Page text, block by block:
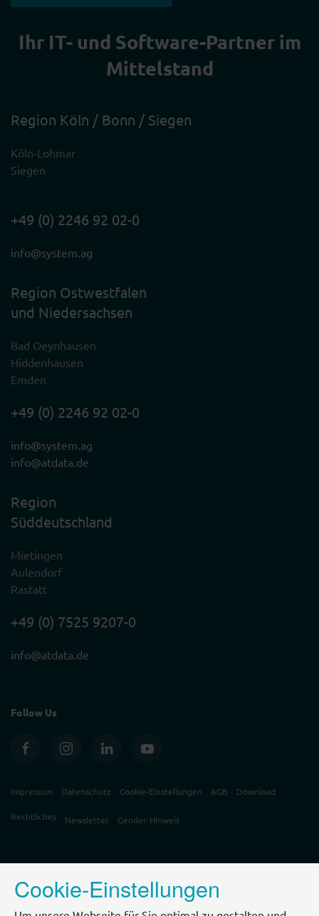
Ihr IT- und Software-Partner im
Mittelstand
Region Köln / Bonn / Siegen
Köln-Lohmar
Siegen
+49 (0) 2246 92 02-0
info@system.ag
Region Ostwestfalen
und Niedersachsen
Bad Oeynhausen
Hiddenhausen
Emden
+49 (0) 2246 92 02-0
info@system.ag
info@atdata.de
Region
Süddeutschland
Mietingen
Aulendorf
Rastatt
+49 (0) 7525 9207-0
info@atdata.de
Follow Us
Impressum Datenschutz Cookie-Einstellungen AGB Download
Rechtliches Newsletter Gender-Hinweis
Cookie-Einstellungen